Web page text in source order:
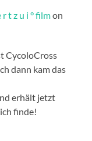
r t z u i ° filmon
CycoloCross
dann kam das
erhält jetzt
finde!